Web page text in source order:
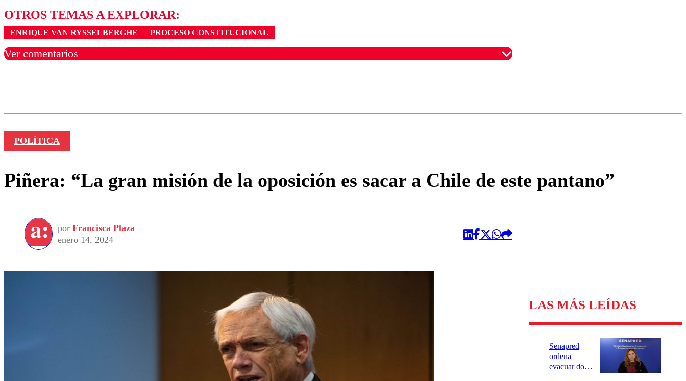
OTROS TEMAS A EXPLORAR:
ENRIQUE VAN RYSSELBERGHE PROCESO CONSTITUCIONAL
Ver comentarios
POLÍTICA
Piñera: “La gran misión de la oposición es sacar a Chile de este pantano”
por Francisca Plaza
enero 14, 2024
LAS MÁS LEÍDAS
Senapred
ordena
evacuar dos